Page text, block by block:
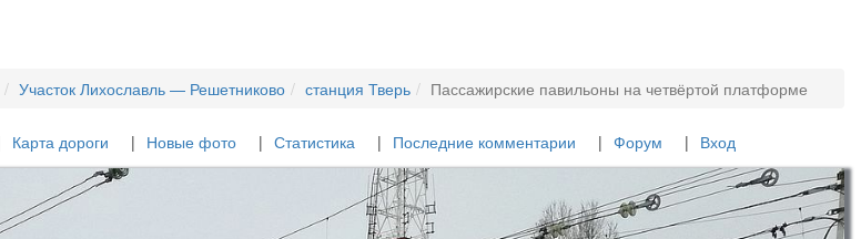
Участок Лихославль — Решетниково станция Тверь Пассажирские павильоны на четвёртой платформе
Карта дороги Новые фото Статистика Последние комментарии Форум Вход